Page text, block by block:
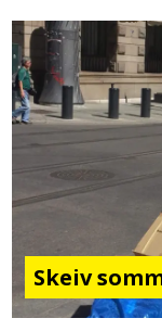
Skeiv